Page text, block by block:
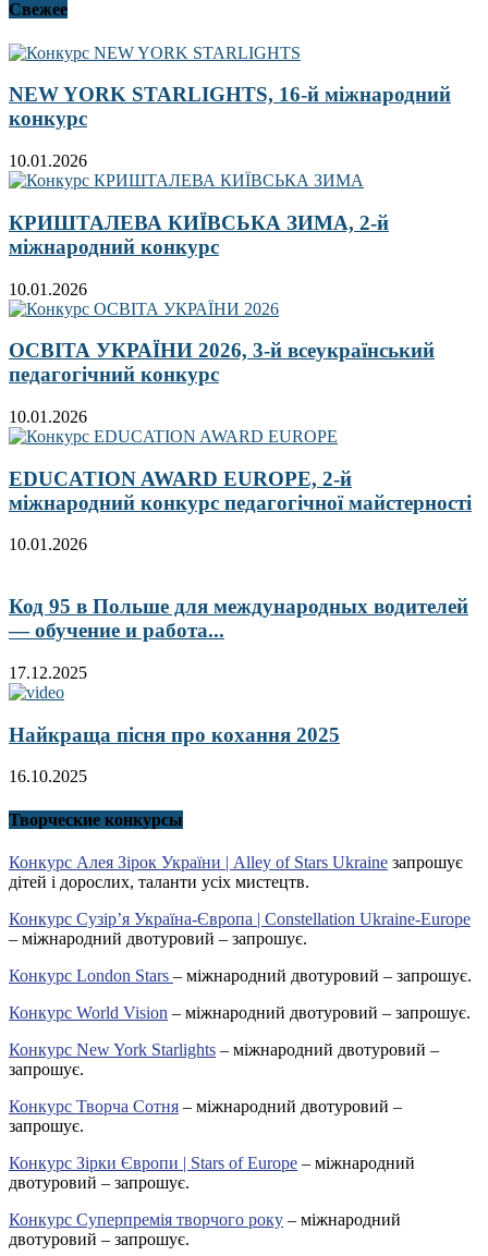
Свежее
NEW YORK STARLIGHTS, 16-й міжнародний
конкурс
10.01.2026
КРИШТАЛЕВА КИЇВСЬКА ЗИМА, 2-й
міжнародний конкурс
10.01.2026
ОСВІТА УКРАЇНИ 2026, 3-й всеукраїнський
педагогічний конкурс
10.01.2026
EDUCATION AWARD EUROPE, 2-й
міжнародний конкурс педагогічної майстерності
10.01.2026
Код 95 в Польше для международных водителей
— обучение и работа...
17.12.2025
Найкраща пісня про кохання 2025
16.10.2025
Творческие конкурсы
Конкурс Алея Зірок України | Alley of Stars Ukraine запрошує
дітей і дорослих, таланти усіх мистецтв.
Конкурс Сузір’я Україна-Європа | Constellation Ukraine-Europe
– міжнародний двотуровий – запрошує.
Конкурс London Stars – міжнародний двотуровий – запрошує.
Конкурс World Vision – міжнародний двотуровий – запрошує.
Конкурс New York Starlights – міжнародний двотуровий –
запрошує.
Конкурс Творча Сотня – міжнародний двотуровий –
запрошує.
Конкурс Зірки Європи | Stars of Europe – міжнародний
двотуровий – запрошує.
Конкурс Суперпремія творчого року – міжнародний
двотуровий – запрошує.